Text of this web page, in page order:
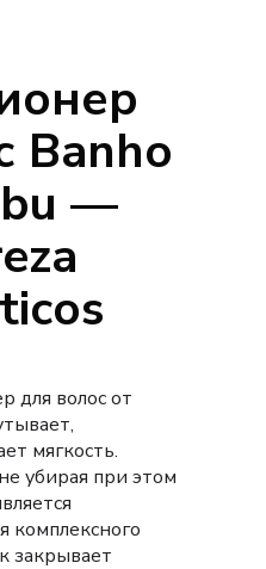
Banho
—
для волос от
мягкость.
убирая при этом
комплексного
закрывает